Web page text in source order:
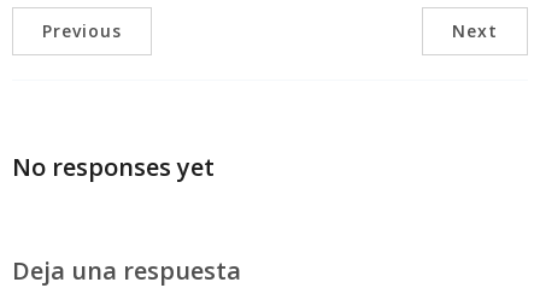
Previous Next
No responses yet
Deja una respuesta